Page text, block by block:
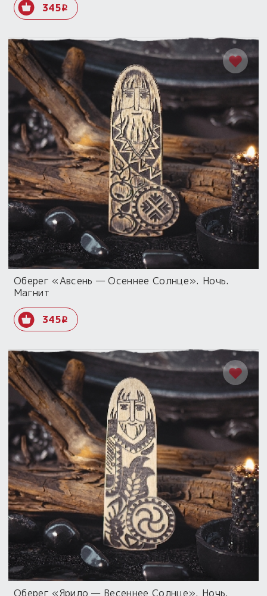
345i
Оберег «Авсень — Осеннее Солнце». Ночь.
Магнит
345i
Оберег «Ярило — Весеннее Солнце». Ночь.